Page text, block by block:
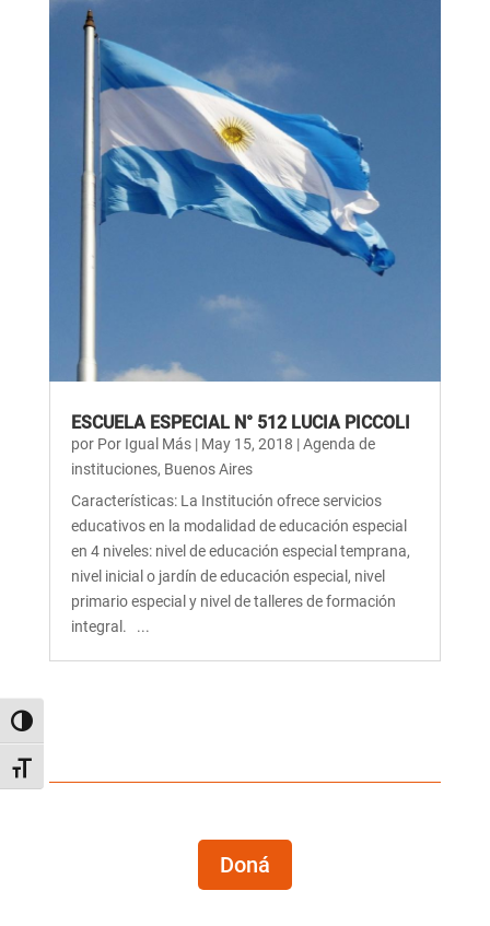
Alternar alto contraste
Alternar tamaño de letra
ESCUELA ESPECIAL N° 512 LUCIA PICCOLI
por Por Igual Más| May 15, 2018 |Agenda de
instituciones, Buenos Aires
Características: La Institución ofrece servicios
educativos en la modalidad de educación especial
en 4 niveles: nivel de educación especial temprana,
nivel inicial o jardín de educación especial, nivel
primario especial y nivel de talleres de formación
integral. ...
Doná